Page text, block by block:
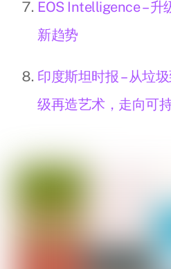
EOS Intelligence – 升
新趋势
印度斯坦时报 – 从垃
级再造艺术，走向可